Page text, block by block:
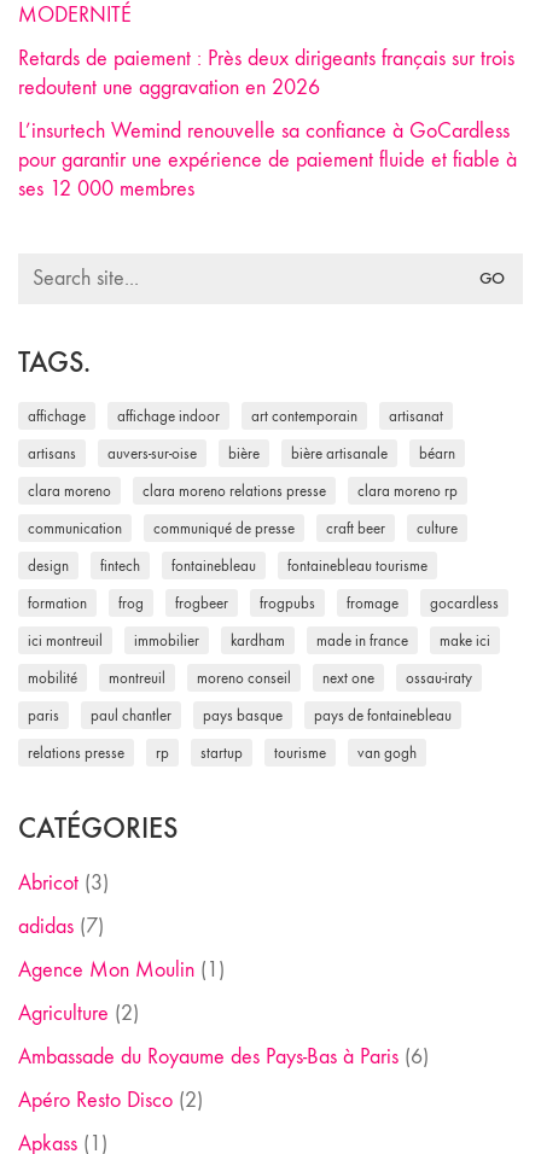
MODERNITÉ
Retards de paiement : Près deux dirigeants français sur trois
redoutent une aggravation en 2026
L’insurtech Wemind renouvelle sa confiance à GoCardless
pour garantir une expérience de paiement fluide et fiable à
ses 12 000 membres
Search
TAGS.
affichage affichage indoor art contemporain artisanat
artisans auvers-sur-oise bière bière artisanale béarn
clara moreno clara moreno relations presse clara moreno rp
communication communiqué de presse craft beer culture
design fintech fontainebleau fontainebleau tourisme
formation frog frogbeer frogpubs fromage gocardless
ici montreuil immobilier kardham made in france make ici
mobilité montreuil moreno conseil next one ossau-iraty
paris paul chantler pays basque pays de fontainebleau
relations presse rp startup tourisme van gogh
CATÉGORIES
Abricot (3)
adidas (7)
Agence Mon Moulin (1)
Agriculture (2)
Ambassade du Royaume des Pays-Bas à Paris (6)
Apéro Resto Disco (2)
Apkass (1)